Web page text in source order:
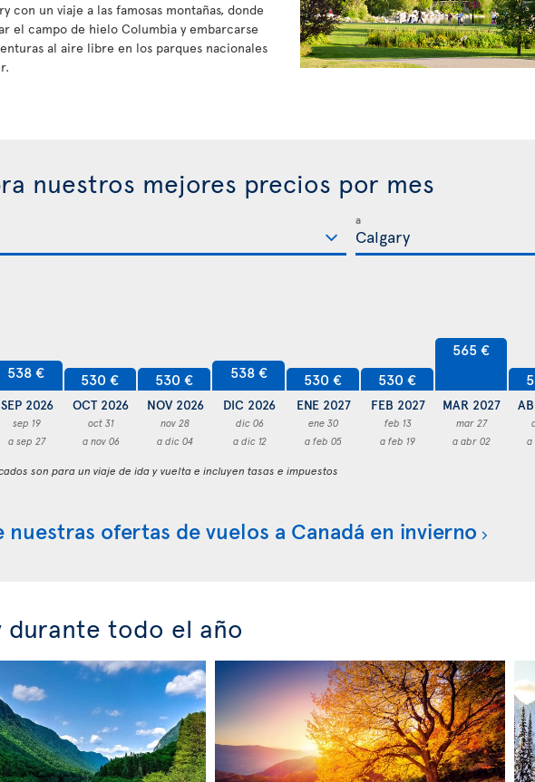
con un viaje a las famosas montañas, donde
el campo de hielo Columbia y embarcarse
al aire libre en los parques nacionales
nuestros mejores precios por mes
a
538 €
SEP 2026
sep 19
a sep 27
530 €
OCT 2026
oct 31
a nov 06
530 €
NOV 2026
nov 28
a dic 04
538 €
DIC 2026
dic 06
a dic 12
530 €
ENE 2027
ene 30
a feb 05
530 €
FEB 2027
feb 13
a feb 19
565 €
MAR 2027
mar 27
a abr 02
a
son para un viaje de ida y vuelta e incluyen tasas e impuestos
nuestras ofertas de vuelos a Canadá en invierno
durante todo el año